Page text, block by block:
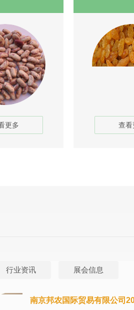
更多 查看
行业资讯 展会信息
南京邦农国际贸易有限公司